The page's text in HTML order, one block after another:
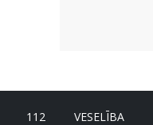
112 VESELĪBA